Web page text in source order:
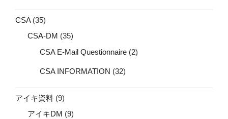
CSA(35)
CSA-DM (35)
CSA E-Mail Questionnaire (2)
CSA INFORMATION (32)
アイキ資料 (9)
アイキDM (9)